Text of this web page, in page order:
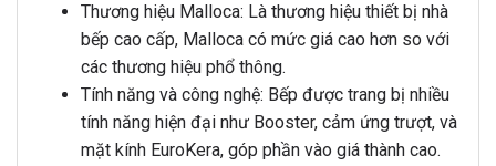
Thương hiệu Malloca: Là thương hiệu thiết bị nhà
bếp cao cấp, Malloca có mức giá cao hơn so với
các thương hiệu phổ thông.
Tính năng và công nghệ: Bếp được trang bị nhiều
tính năng hiện đại như Booster, cảm ứng trượt, và
mặt kính EuroKera, góp phần vào giá thành cao.